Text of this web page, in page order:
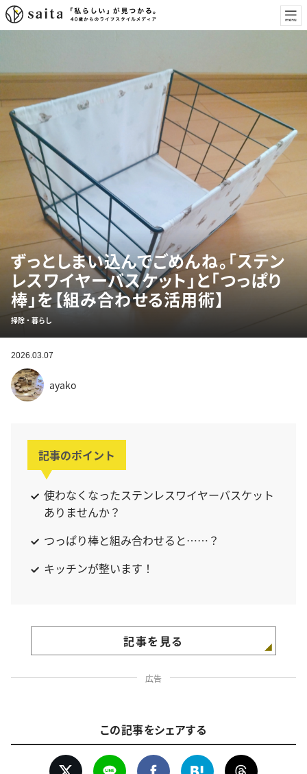
ずっとしまい込んでごめんね。「ステン
レスワイヤーバスケット」と「つっぱり
棒」を【組み合わせる活用術】
掃除・暮らし
2026.03.07
ayako
記事のポイント
使わなくなったステンレスワイヤーバスケット
ありませんか？
つっぱり棒と組み合わせると……？
キッチンが整います！
記事を見る
広告
この記事をシェアする